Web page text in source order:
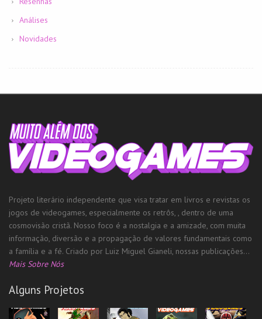
Análises
Novidades
Projeto literário independente que visa tratar em livros e revistas os
jogos de videogames, especialmente os retrôs, , dentro de uma
cosmovisão cristã. Nosso foco é a nostalgia e a amizade, com muita
informação, diversão e a propagação de valores fundamentais como
a família e a fé. Criado por Luiz Miguel Gianeli, nossas publicações...
Mais Sobre Nós
Alguns Projetos